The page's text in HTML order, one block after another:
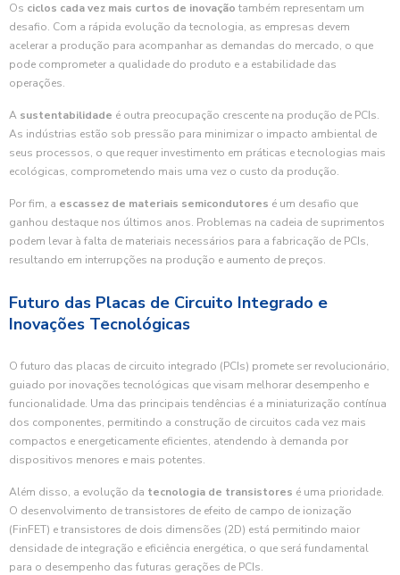
Os ciclos cada vez mais curtos de inovação também representam um
desafio. Com a rápida evolução da tecnologia, as empresas devem
acelerar a produção para acompanhar as demandas do mercado, o que
pode comprometer a qualidade do produto e a estabilidade das
operações.
A sustentabilidade é outra preocupação crescente na produção de PCIs.
As indústrias estão sob pressão para minimizar o impacto ambiental de
seus processos, o que requer investimento em práticas e tecnologias mais
ecológicas, comprometendo mais uma vez o custo da produção.
Por fim, a escassez de materiais semicondutores é um desafio que
ganhou destaque nos últimos anos. Problemas na cadeia de suprimentos
podem levar à falta de materiais necessários para a fabricação de PCIs,
resultando em interrupções na produção e aumento de preços.
Futuro das Placas de Circuito Integrado e
Inovações Tecnológicas
O futuro das placas de circuito integrado (PCIs) promete ser revolucionário,
guiado por inovações tecnológicas que visam melhorar desempenho e
funcionalidade. Uma das principais tendências é a miniaturização contínua
dos componentes, permitindo a construção de circuitos cada vez mais
compactos e energeticamente eficientes, atendendo à demanda por
dispositivos menores e mais potentes.
Além disso, a evolução da tecnologia de transistores é uma prioridade.
O desenvolvimento de transistores de efeito de campo de ionização
(FinFET) e transistores de dois dimensões (2D) está permitindo maior
densidade de integração e eficiência energética, o que será fundamental
para o desempenho das futuras gerações de PCIs.